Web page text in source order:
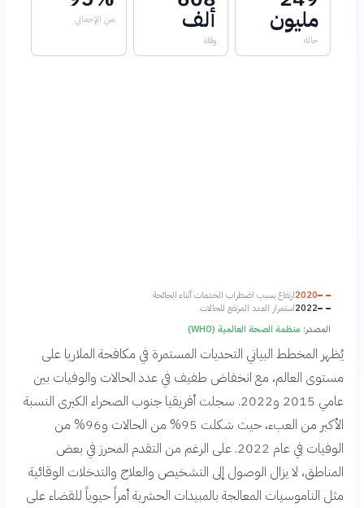
مليون
حالة
ألف
وفاة
من الإجمالي
2020ارتفاع بسبب اضطراب الخدمات أثناء الجائحة
2022استمرار العدد المرتفع للحالات
المصدر: منظمة الصحة العالمية (WHO)
يُظهر المخطط البياني التحديات المستمرة في مكافحة الملاريا على
مستوى العالم، مع انخفاض طفيف في عدد الحالات والوفيات بين
عامي 2015 و2022. سجلت أفريقيا جنوب الصحراء الكبرى النسبة
الأكبر من العبء، حيث شكلت 95% من الحالات و96% من
الوفيات في عام 2022. على الرغم من التقدم المحرز في بعض
المناطق، لا يزال الوصول إلى التشخيص والعلاج والتدخلات الوقائية
مثل الناموسيات المعالجة بالمبيدات الحشرية أمراً حيوياً للقضاء على